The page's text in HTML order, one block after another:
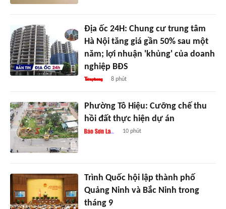
Địa ốc 24H: Chung cư trung tâm
Hà Nội tăng giá gần 50% sau một
năm; lợi nhuận 'khủng' của doanh
nghiệp BĐS
8 phút
Phường Tô Hiệu: Cưỡng chế thu
hồi đất thực hiện dự án
10 phút
Trình Quốc hội lập thành phố
Quảng Ninh và Bắc Ninh trong
tháng 9